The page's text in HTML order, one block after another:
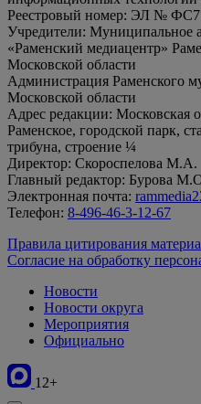
Реестровый номер: ЭЛ №
Учредители: Муниципальное
«Раменский медиацентр»
Московской области
Администрация Раменского
Московской области
Адрес редакции: Московская
Раменское, городской парк,
трибуна, строение ¼
Директор: Скороспелова М.А.
Главный редактор: Бурова
Электронная почта:
Телефон: 8-496-46-3-12-67
Правила цитирования
Согласие на обработку
Новости
Новости округа
Мероприятия
Официально
12+